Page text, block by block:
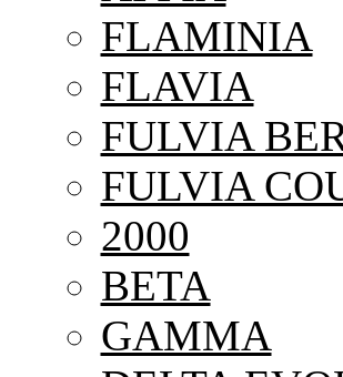
FLAMINIA
FLAVIA
FULVIA
FULVIA
2000
BETA
GAMMA